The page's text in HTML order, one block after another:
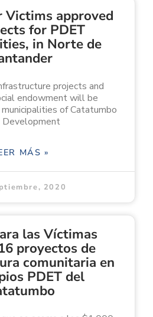
Victims approved
for PDET
in Norte de
projects and
endowment will be
of Catatumbo
MÁS »
2020
las Víctimas
proyectos de
comunitaria en
PDET del